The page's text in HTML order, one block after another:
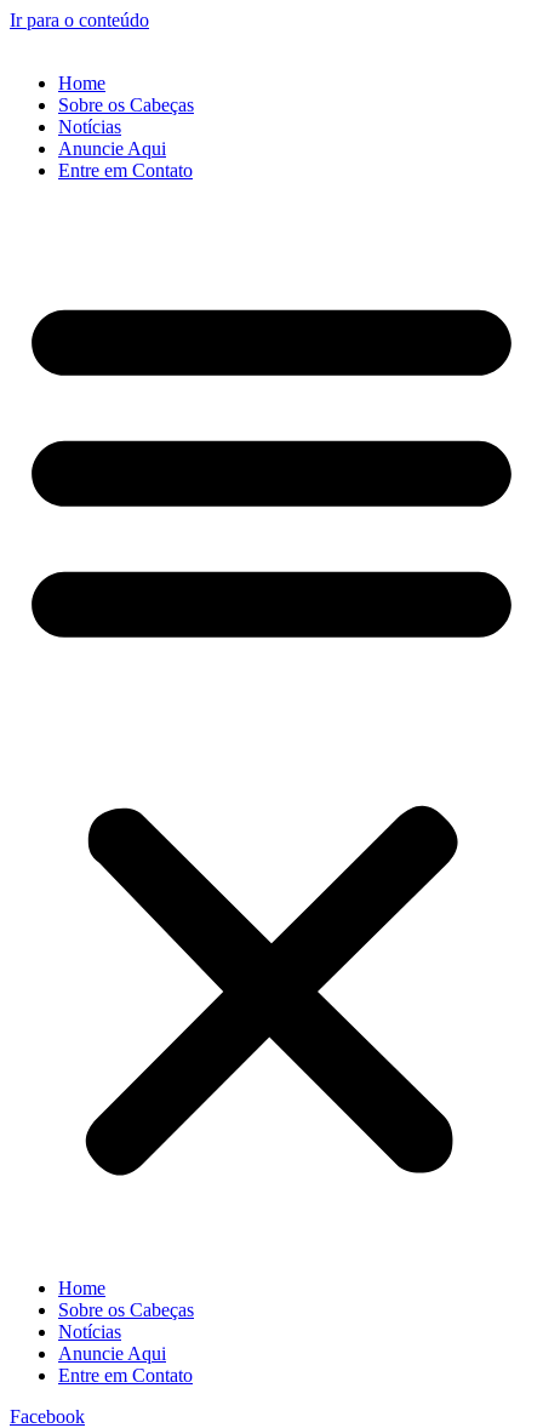
Ir para o conteúdo
Home
Sobre os Cabeças
Notícias
Anuncie Aqui
Entre em Contato
Home
Sobre os Cabeças
Notícias
Anuncie Aqui
Entre em Contato
Facebook